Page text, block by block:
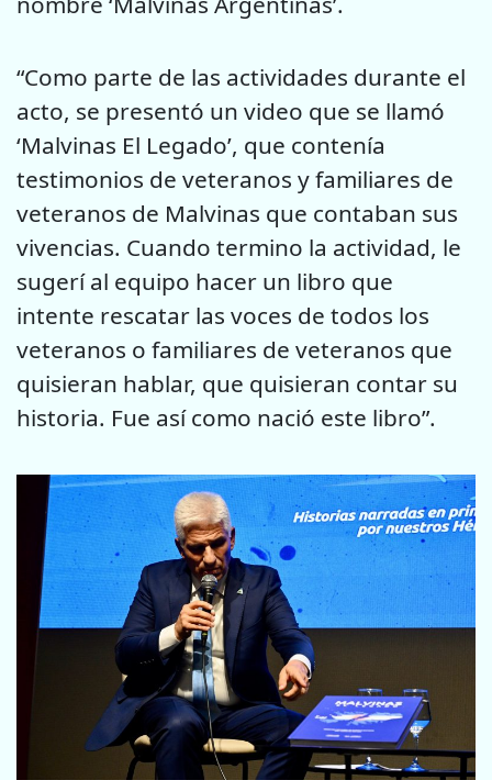
“Como parte de las actividades durante el
acto, se presentó un video que se llamó
‘Malvinas El Legado’, que contenía
testimonios de veteranos y familiares de
veteranos de Malvinas que contaban sus
vivencias. Cuando termino la actividad, le
sugerí al equipo hacer un libro que
intente rescatar las voces de todos los
veteranos o familiares de veteranos que
quisieran hablar, que quisieran contar su
historia. Fue así como nació este libro”.